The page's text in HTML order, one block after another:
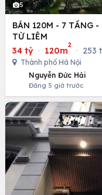
5
BÁN 120M - 7 TẦNG
TỪ LIÊM
34 tỷ · 120m
2
· 253
Thành phố Hà Nội
Nguyễn Đức Hải
Đăng 5 giờ trước